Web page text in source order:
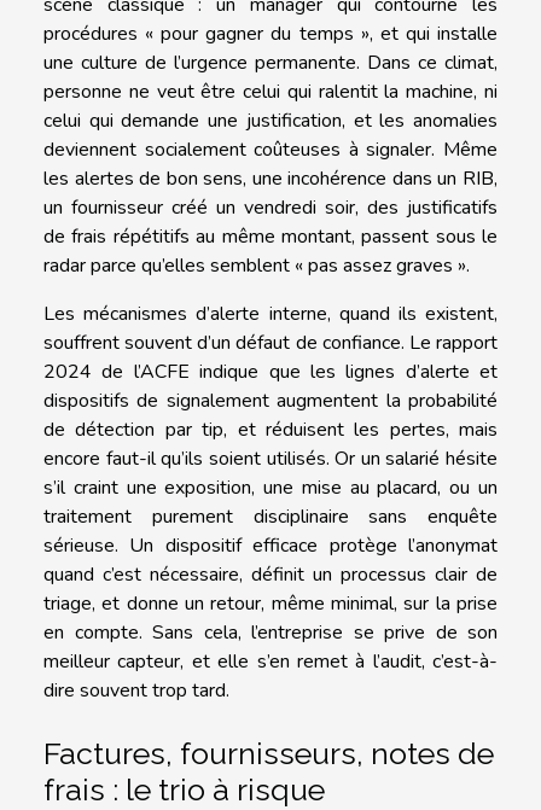
procédures « pour gagner du temps », et qui installe
une culture de l’urgence permanente. Dans ce climat,
personne ne veut être celui qui ralentit la machine, ni
celui qui demande une justification, et les anomalies
deviennent socialement coûteuses à signaler. Même
les alertes de bon sens, une incohérence dans un RIB,
un fournisseur créé un vendredi soir, des justificatifs
de frais répétitifs au même montant, passent sous le
radar parce qu’elles semblent « pas assez graves ».
Les mécanismes d’alerte interne, quand ils existent,
souffrent souvent d’un défaut de confiance. Le rapport
2024 de l’ACFE indique que les lignes d’alerte et
dispositifs de signalement augmentent la probabilité
de détection par tip, et réduisent les pertes, mais
encore faut-il qu’ils soient utilisés. Or un salarié hésite
s’il craint une exposition, une mise au placard, ou un
traitement purement disciplinaire sans enquête
sérieuse. Un dispositif efficace protège l’anonymat
quand c’est nécessaire, définit un processus clair de
triage, et donne un retour, même minimal, sur la prise
en compte. Sans cela, l’entreprise se prive de son
meilleur capteur, et elle s’en remet à l’audit, c’est-à-
dire souvent trop tard.
Factures, fournisseurs, notes de
frais : le trio à risque